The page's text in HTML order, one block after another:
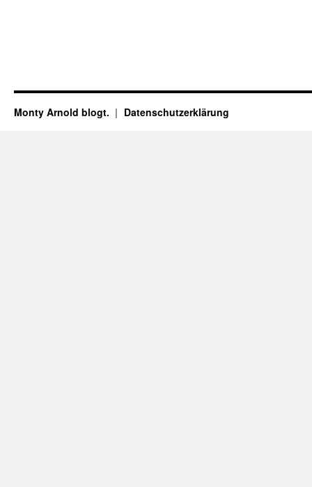
Monty Arnold blogt. Datenschutz­erklärung